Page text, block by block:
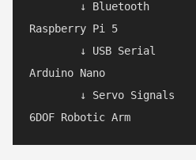
        ↓ Bluetooth
Raspberry Pi 5
        ↓ USB Serial
Arduino Nano
        ↓ Servo Signals